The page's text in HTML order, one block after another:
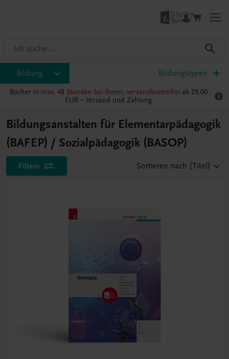
Bildung Bildungstypen
Bücher in max. 48 Stunden bei Ihnen, versandkostenfrei ab 29,00
EUR – Versand und Zahlung
Bildungsanstalten für Elementarpädagogik
(BAFEP) / Sozialpädagogik (BASOP)
Filtern Sortieren nach (Titel)